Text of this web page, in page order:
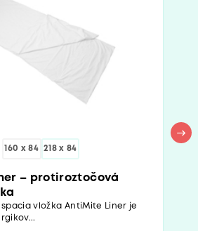
160 x 84 218 x 84
– protiroztočová
vložka AntiMite Liner je